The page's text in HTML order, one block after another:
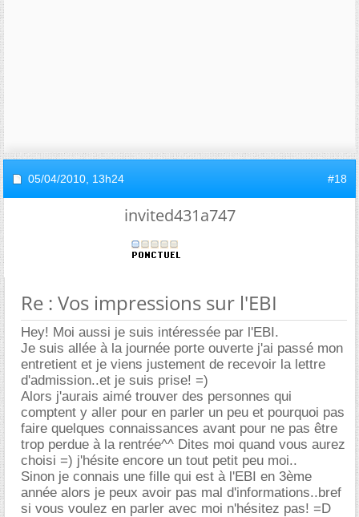
05/04/2010, 13h24 #18
invited431a747
Re : Vos impressions sur l'EBI
Hey! Moi aussi je suis intéressée par l'EBI.
Je suis allée à la journée porte ouverte j'ai passé mon
entretient et je viens justement de recevoir la lettre
d'admission..et je suis prise! =)
Alors j'aurais aimé trouver des personnes qui
comptent y aller pour en parler un peu et pourquoi pas
faire quelques connaissances avant pour ne pas être
trop perdue à la rentrée^^ Dites moi quand vous aurez
choisi =) j'hésite encore un tout petit peu moi..
Sinon je connais une fille qui est à l'EBI en 3ème
année alors je peux avoir pas mal d'informations..bref
si vous voulez en parler avec moi n'hésitez pas! =D